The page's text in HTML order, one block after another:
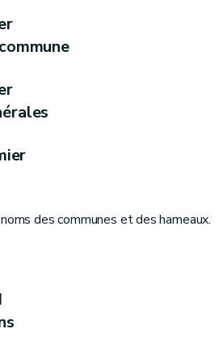
communaux
des communes et des hameaux.